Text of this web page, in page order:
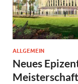
ALLGEMEIN
Neues